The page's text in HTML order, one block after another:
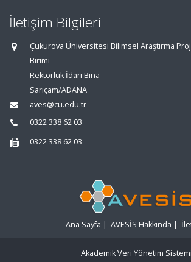
İletişim Bilgileri
Çukurova Üniversitesi Bilimsel Araştırma
Birimi
Rektörlük İdari Bina
Sarıçam/ADANA
aves@cu.edu.tr
0322 338 62 03
0322 338 62 03
Ana Sayfa | AVESİS Hakkında |
Akademik Veri Yönetim Sistemi